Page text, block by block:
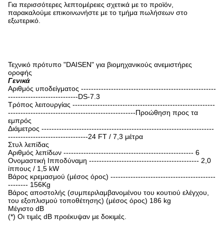
Για περισσότερες λεπτομέρειες σχετικά με το προϊόν,
παρακαλούμε επικοινωνήστε με το τμήμα πωλήσεων στο
εξωτερικό.
Τεχνικό πρότυπο "DAISEN" για βιομηχανικούς ανεμιστήρες
οροφής
Γενικά
Αριθμός υποδείγματος ------------------------------------------------------
----------------------------DS-7.3
Τρόπος λειτουργίας ---------------------------------------------------------
---------------------------------------------------Προώθηση προς τα
εμπρός
Διάμετρος ---------------------------------------------------------------------
--------------------------------24 FT / 7,3 μέτρα
Στυλ λεπίδας
Αριθμός λεπίδων ---------------------------------------------------- 6
Ονομαστική Ιπποδύναμη -------------------------------------------- 2,0
ίππους / 1,5 kW
Βάρος κρεμασμού (μέσος όρος) ------------------------------------------
-------- 156Kg
Βάρος αποστολής (συμπεριλαμβανομένου του κουτιού ελέγχου,
του εξοπλισμού τοποθέτησης) (μέσος όρος) 186 kg
Μέγιστο dB
(*) Οι τιμές dB προέκυψαν με δοκιμές.